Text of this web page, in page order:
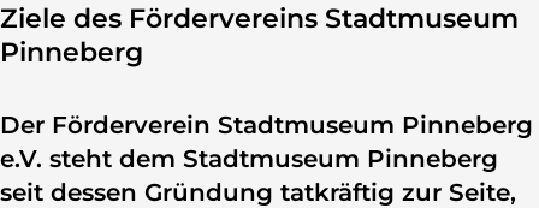
Ziele des Fördervereins Stadtmuseum
Pinneberg
Der Förderverein Stadtmuseum Pinneberg
e.V. steht dem Stadtmuseum Pinneberg
seit dessen Gründung tatkräftig zur Seite,